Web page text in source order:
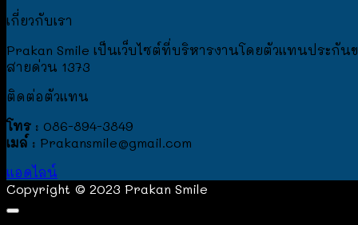
เกี่ยวกับเรา
Prakan Smile เป็นเว็บไซต์ที่บริหารงานโดยตัวแทนประกั
สายด่วน 1373
ติดต่อตัวแทน
โทร : 086-894-3849
เมล์ : Prakansmile@gmail.com
แอดไลน์
Copyright © 2023 Prakan Smile